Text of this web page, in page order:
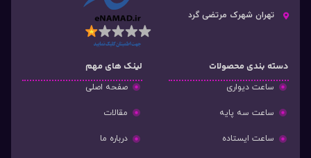
تهران شهرک مرتضی گرد
دسته‌ بندی محصولات
ساعت دیواری
ساعت سه پایه
ساعت ایستاده
لینک های مهم
صفحه اصلی
مقالات
درباره ما